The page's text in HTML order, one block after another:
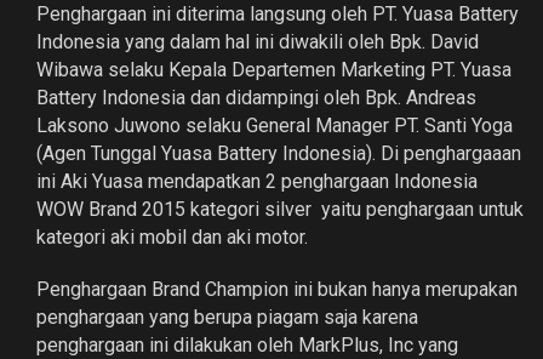
Penghargaan ini diterima langsung oleh PT. Yuasa Battery
Indonesia yang dalam hal ini diwakili oleh Bpk. David
Wibawa selaku Kepala Departemen Marketing PT. Yuasa
Battery Indonesia dan didampingi oleh Bpk. Andreas
Laksono Juwono selaku General Manager PT. Santi Yoga
(Agen Tunggal Yuasa Battery Indonesia). Di penghargaaan
ini Aki Yuasa mendapatkan 2 penghargaan Indonesia
WOW Brand 2015 kategori silver yaitu penghargaan untuk
kategori aki mobil dan aki motor.
Penghargaan Brand Champion ini bukan hanya merupakan
penghargaan yang berupa piagam saja karena
penghargaan ini dilakukan oleh MarkPlus, Inc yang